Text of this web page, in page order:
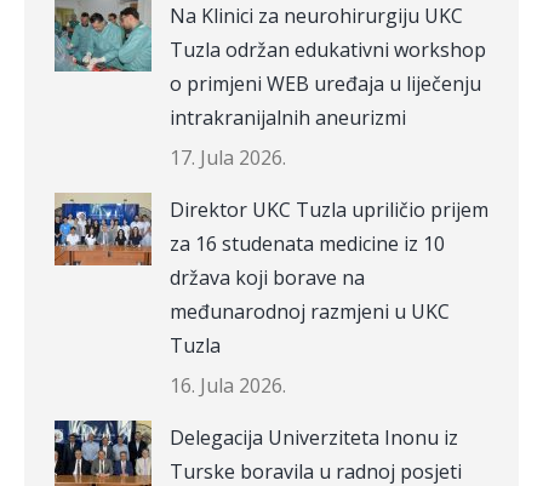
Na Klinici za neurohirurgiju UKC
Tuzla održan edukativni workshop
o primjeni WEB uređaja u liječenju
intrakranijalnih aneurizmi
17. Jula 2026.
Direktor UKC Tuzla upriličio prijem
za 16 studenata medicine iz 10
država koji borave na
međunarodnoj razmjeni u UKC
Tuzla
16. Jula 2026.
Delegacija Univerziteta Inonu iz
Turske boravila u radnoj posjeti